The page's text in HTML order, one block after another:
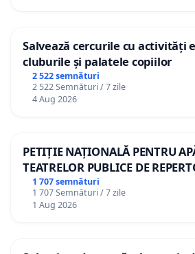
Salvează cercurile cu activități
cluburile și palatele copiilor
2 522 semnături
2 522 Semnături / 7 zile
4 Aug 2026
PETIȚIE NAȚIONALĂ PENTRU
TEATRELOR PUBLICE DE
ROMÂNIA
1 707 semnături
1 707 Semnături / 7 zile
1 Aug 2026